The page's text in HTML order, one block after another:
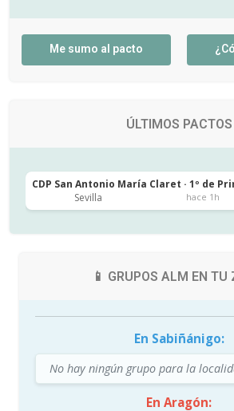
Me sumo al pacto
ÚLTIMOS PACTOS
CDP San Antonio María Claret · 1º de
Sevilla
hace 1h
📱 GRUPOS ALM EN TU
En Sabiñánigo:
No hay ningún grupo para la
En Aragón: